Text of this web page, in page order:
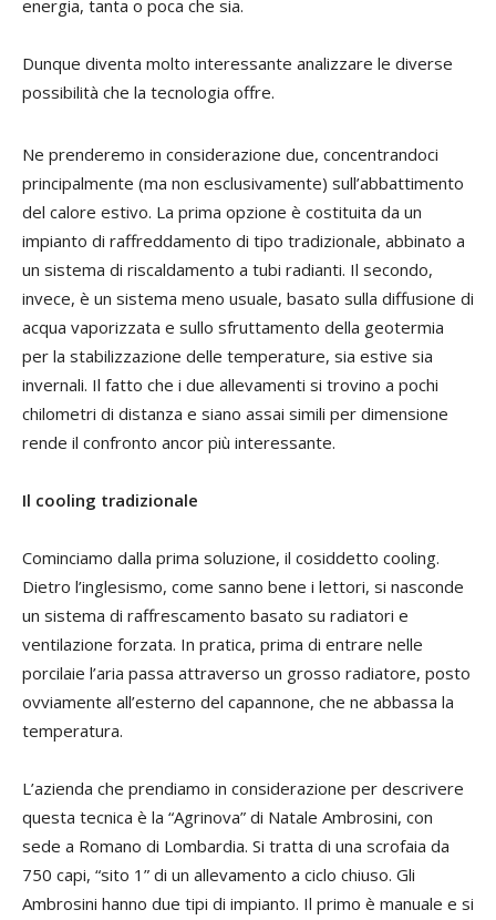
energia, tanta o poca che sia.
Dunque diventa molto interessante analizzare le diverse
possibilità che la tecnologia offre.
Ne prenderemo in considerazione due, concentrandoci
principalmente (ma non esclusivamente) sull’abbattimento
del calore estivo. La prima opzione è costituita da un
impianto di raffreddamento di tipo tradizionale, abbinato a
un sistema di riscaldamento a tubi radianti. Il secondo,
invece, è un sistema meno usuale, basato sulla diffusione di
acqua vaporizzata e sullo sfruttamento della geotermia
per la stabilizzazione delle temperature, sia estive sia
invernali. Il fatto che i due allevamenti si trovino a pochi
chilometri di distanza e siano assai simili per dimensione
rende il confronto ancor più interessante.
Il cooling tradizionale
Cominciamo dalla prima soluzione, il cosiddetto cooling.
Dietro l’inglesismo, come sanno bene i lettori, si nasconde
un sistema di raffrescamento basato su radiatori e
ventilazione forzata. In pratica, prima di entrare nelle
porcilaie l’aria passa attraverso un grosso radiatore, posto
ovviamente all’esterno del capannone, che ne abbassa la
temperatura.
L’azienda che prendiamo in considerazione per descrivere
questa tecnica è la “Agrinova” di Natale Ambrosini, con
sede a Romano di Lombardia. Si tratta di una scrofaia da
750 capi, “sito 1” di un allevamento a ciclo chiuso. Gli
Ambrosini hanno due tipi di impianto. Il primo è manuale e si